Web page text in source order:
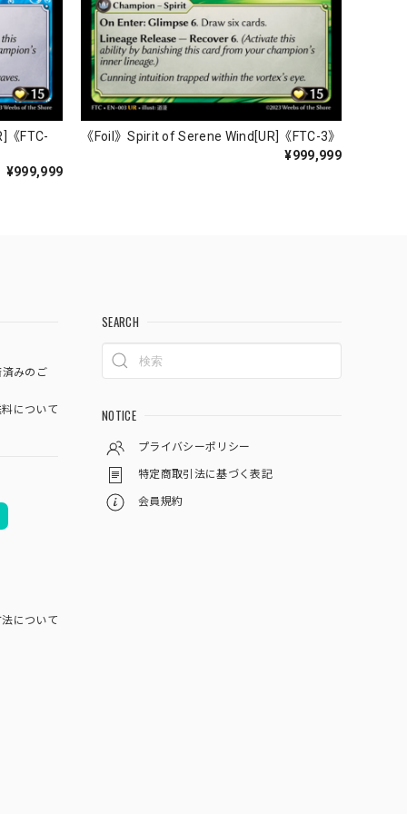
《FTC-
¥999,999
《Foil》Spirit of Serene Wind[UR]《FTC-3》
¥999,999
みのご
について
について
SEARCH
NOTICE
プライバシーポリシー
特定商取引法に基づく表記
会員規約